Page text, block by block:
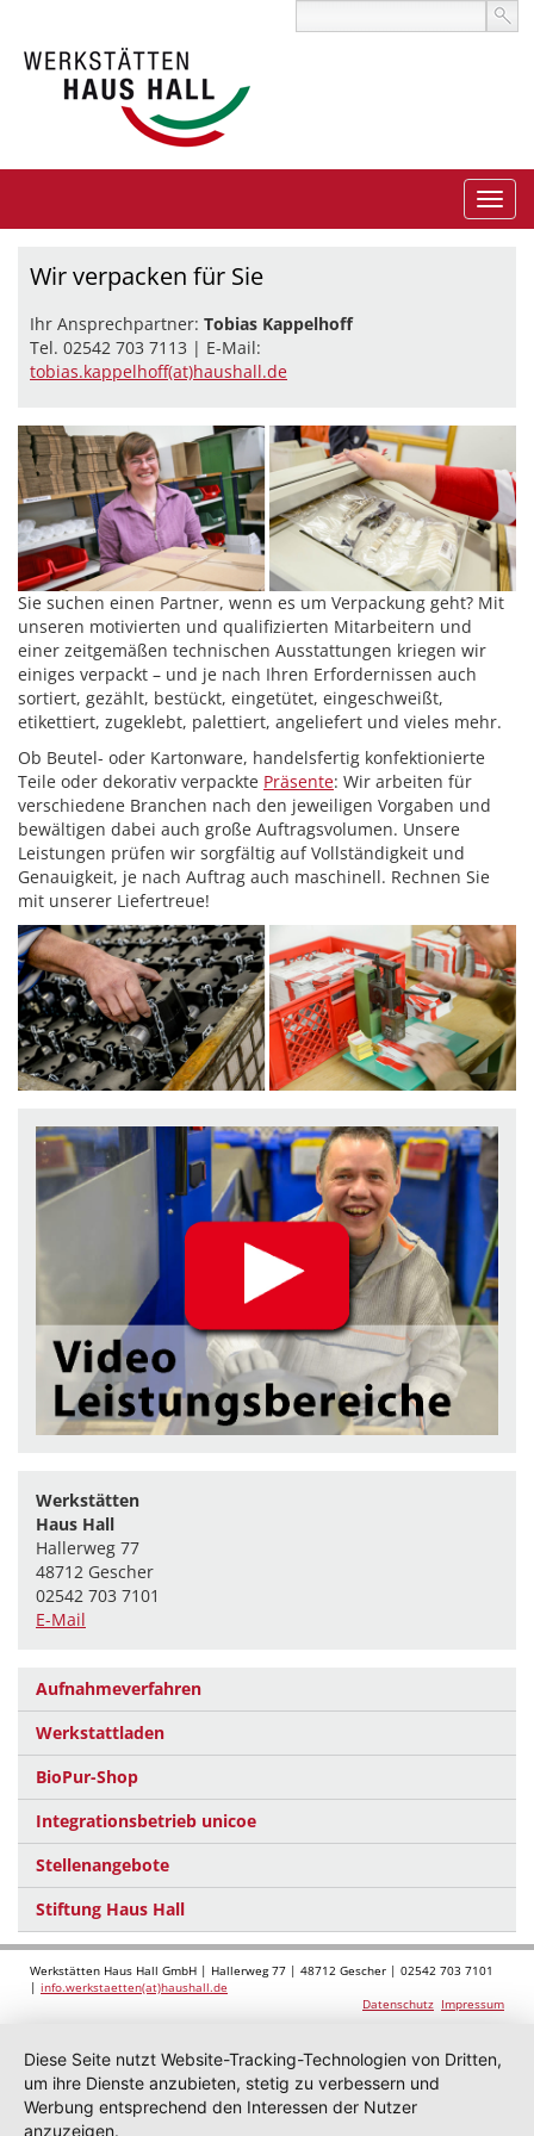
Wir verpacken für Sie
Ihr Ansprechpartner: Tobias Kappelhoff
Tel. 02542 703 7113 | E-Mail:
tobias.kappelhoff(at)haushall.de
Sie suchen einen Partner, wenn es um Verpackung geht? Mit
unseren motivierten und qualifizierten Mitarbeitern und
einer zeitgemäßen technischen Ausstattungen kriegen wir
einiges verpackt – und je nach Ihren Erfordernissen auch
sortiert, gezählt, bestückt, eingetütet, eingeschweißt,
etikettiert, zugeklebt, palettiert, angeliefert und vieles mehr.
Ob Beutel- oder Kartonware, handelsfertig konfektionierte
Teile oder dekorativ verpackte Präsente: Wir arbeiten für
verschiedene Branchen nach den jeweiligen Vorgaben und
bewältigen dabei auch große Auftragsvolumen. Unsere
Leistungen prüfen wir sorgfältig auf Vollständigkeit und
Genauigkeit, je nach Auftrag auch maschinell. Rechnen Sie
mit unserer Liefertreue!
Werkstätten
Haus Hall
Hallerweg 77
48712 Gescher
02542 703 7101
E-Mail
Aufnahmeverfahren
Werkstattladen
BioPur-Shop
Integrationsbetrieb unicoe
Stellenangebote
Stiftung Haus Hall
Werkstätten Haus Hall GmbH | Hallerweg 77 | 48712 Gescher | 02542 703 7101
| info.werkstaetten(at)haushall.de
Datenschutz Impressum
Diese Seite nutzt Website-Tracking-Technologien von Dritten,
um ihre Dienste anzubieten, stetig zu verbessern und
Werbung entsprechend den Interessen der Nutzer
anzuzeigen.